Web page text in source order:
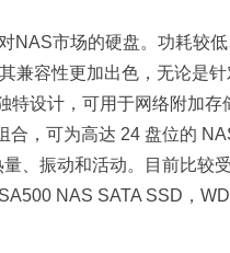
NAS市场的硬盘。功耗较
兼容性更加出色，无论是
特设计，可用于网络附加
合，可为高达 24 盘位的
、振动和活动。目前比较
NAS SATA SSD，